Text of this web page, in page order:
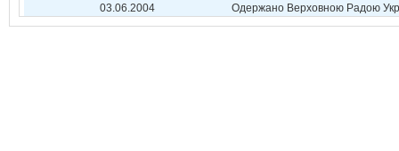
03.06.2004
Одержано Верховною Радою